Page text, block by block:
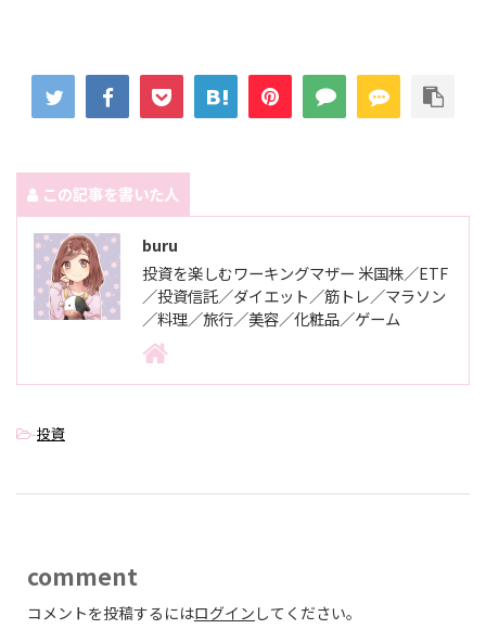
この記事を書いた人
buru
投資を楽しむワーキングマザー 米国株／ETF
／投資信託／ダイエット／筋トレ／マラソン
／料理／旅行／美容／化粧品／ゲーム
-投資
comment
コメントを投稿するにはログイン してください。